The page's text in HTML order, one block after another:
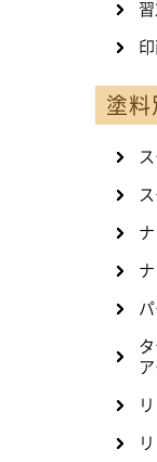
塗料
ア